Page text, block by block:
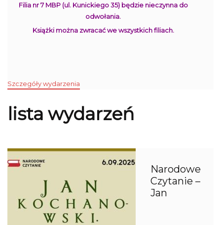
Filia nr 7 MBP (ul. Kunickiego 35) będzie nieczynna do
odwołania.
Książki można zwracać we wszystkich filiach.
Szczegóły wydarzenia
lista wydarzeń
Narodowe
Czytanie –
Jan